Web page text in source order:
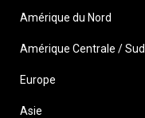
Amérique du Nord
Amérique Centrale / Sud
Europe
Asie